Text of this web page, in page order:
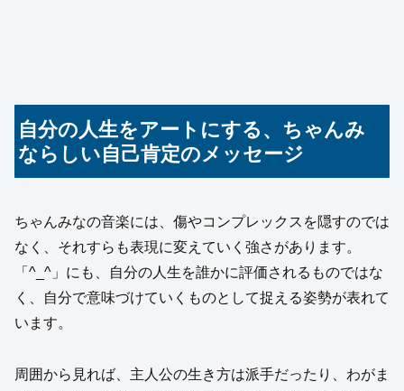
自分の人生をアートにする、ちゃんみ
ならしい自己肯定のメッセージ
ちゃんみなの音楽には、傷やコンプレックスを隠すのでは
なく、それすらも表現に変えていく強さがあります。
「^_^」にも、自分の人生を誰かに評価されるものではな
く、自分で意味づけていくものとして捉える姿勢が表れて
います。
周囲から見れば、主人公の生き方は派手だったり、わがま